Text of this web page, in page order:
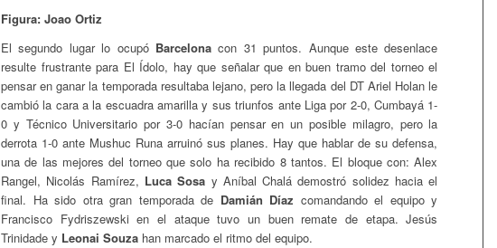
Figura: Joao Ortiz
El segundo lugar lo ocupó Barcelonacon 31 puntos. Aunque este desenlace
resulte frustrante para El Ídolo, hay que señalar que en buen tramo del torneo el
pensar en ganar la temporada resultaba lejano, pero la llegada del DT Ariel Holan le
cambió la cara a la escuadra amarilla y sus triunfos ante Liga por 2-0, Cumbayá 1-
0 y Técnico Universitario por 3-0 hacían pensar en un posible milagro, pero la
derrota 1-0 ante Mushuc Runa arruinó sus planes. Hay que hablar de su defensa,
una de las mejores del torneo que solo ha recibido 8 tantos. El bloque con: Alex
Rangel, Nicolás Ramírez, Luca Sosa y Aníbal Chalá demostró solidez hacia el
final. Ha sido otra gran temporada de Damián Díaz comandando el equipo y
Francisco Fydriszewski en el ataque tuvo un buen remate de etapa. Jesús
Trinidade y Leonai Souza han marcado el ritmo del equipo.